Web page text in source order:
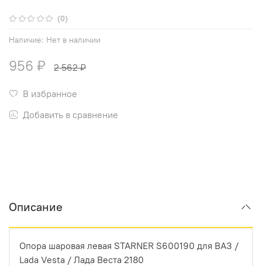
(0)
Наличие: Нет в наличии
956 ₽ 2 562 ₽
В избранное
Добавить в сравнение
Описание
Опора шаровая левая STARNER S600190 для ВАЗ /
Lada Vesta / Лада Веста 2180